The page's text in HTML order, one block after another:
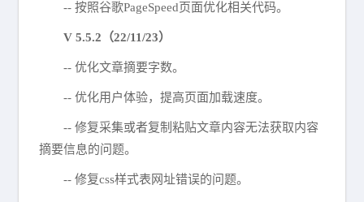
-- 按照谷歌PageSpeed页面优化相关代码。
V 5.5.2（22/11/23）
-- 优化文章摘要字数。
-- 优化用户体验，提高页面加载速度。
-- 修复采集或者复制粘贴文章内容无法获取内容
摘要信息的问题。
-- 修复css样式表网址错误的问题。